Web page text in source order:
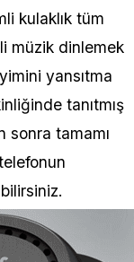
kulaklık tüm
müzik dinlemek
yansıtma
tanıtmış
sonra tamamı